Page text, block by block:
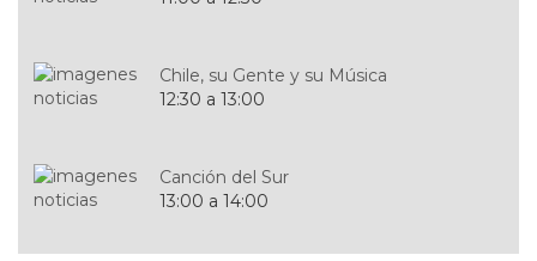
Chile, su Gente y su Música
12:30 a 13:00
Canción del Sur
13:00 a 14:00